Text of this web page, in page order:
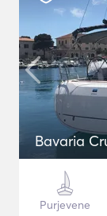
Bavaria
Purjevene